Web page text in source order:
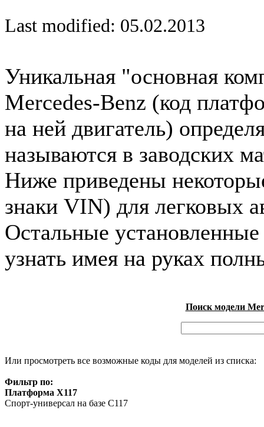
Last modified: 05.02.2013
Уникальная "основная
Mercedes-Benz (код
на ней двигатель)
называются в заводских
Ниже приведены
знаки VIN) для легковых
Остальные
узнать имея на руках
Поиск модели
Или просмотреть все возможные коды для моделей из списка:
Фильтр по:
Платформа X117
Спорт-универсал на базе C117